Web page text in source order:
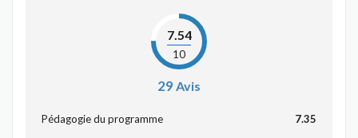
7.54
10
29Avis
Pédagogie du programme 7.35